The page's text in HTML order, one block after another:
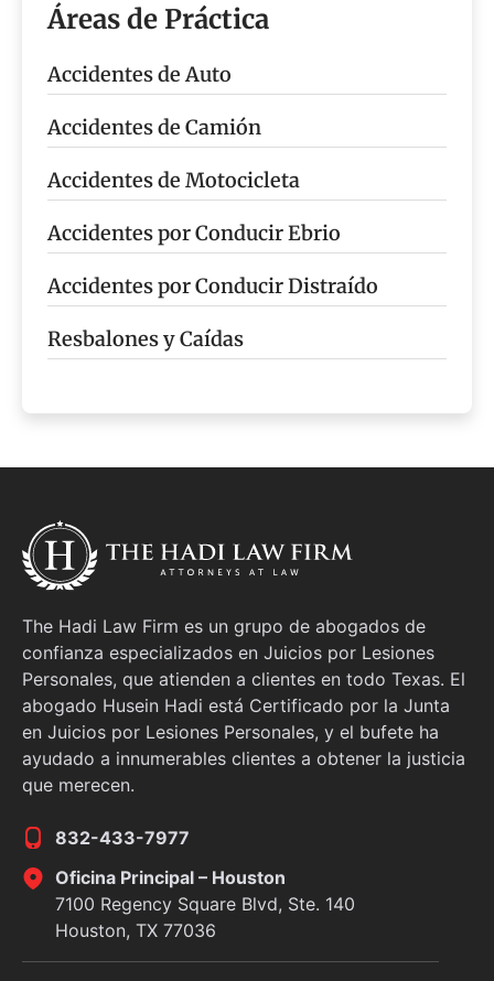
Áreas de Práctica
Accidentes de Auto
Accidentes de Camión
Accidentes de Motocicleta
Accidentes por Conducir Ebrio
Accidentes por Conducir Distraído
Resbalones y Caídas
The Hadi Law Firm es un grupo de abogados de
confianza especializados en Juicios por Lesiones
Personales, que atienden a clientes en todo Texas. El
abogado Husein Hadi está Certificado por la Junta
en Juicios por Lesiones Personales, y el bufete ha
ayudado a innumerables clientes a obtener la justicia
que merecen.
832-433-7977
Oficina Principal – Houston
7100 Regency Square Blvd, Ste. 140
Houston, TX 77036